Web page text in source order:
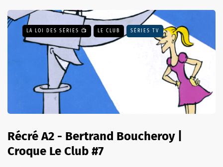
LA LOI DES SÉRIES 📺 LE CLUB SÉRIES TV
Récré A2 - Bertrand Boucheroy |
Croque Le Club #7